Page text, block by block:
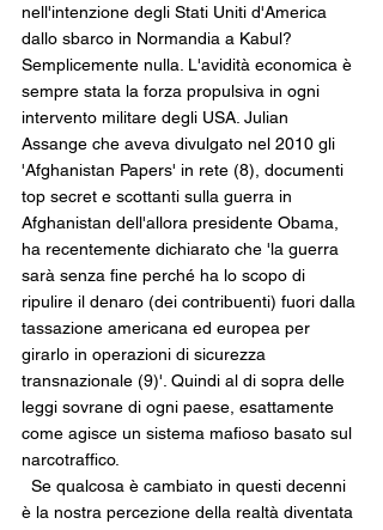
nell'intenzione degli Stati Uniti d'America
dallo sbarco in Normandia a Kabul?
Semplicemente nulla. L'avidità economica è
sempre stata la forza propulsiva in ogni
intervento militare degli USA. Julian
Assange che aveva divulgato nel 2010 gli
'Afghanistan Papers' in rete (8), documenti
top secret e scottanti sulla guerra in
Afghanistan dell'allora presidente Obama,
ha recentemente dichiarato che 'la guerra
sarà senza fine perché ha lo scopo di
ripulire il denaro (dei contribuenti) fuori dalla
tassazione americana ed europea per
girarlo in operazioni di sicurezza
transnazionale (9)'. Quindi al di sopra delle
leggi sovrane di ogni paese, esattamente
come agisce un sistema mafioso basato sul
narcotraffico.
è la nostra percezione della realtà diventata